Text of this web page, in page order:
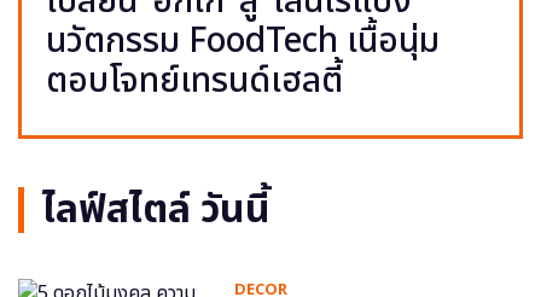
นวัตกรรม FoodTech เนื้อนุ่ม
ตอบโจทย์เทรนด์เฮลตี้
ไลฟ์สไตล์ วันนี้
DECOR